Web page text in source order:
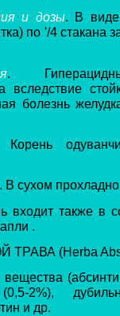
и дозы. В виде
по '/4 стакана
.
вследствие
болезнь
Корень
. В сухом
входит также в
.
(Herba
2%),
и др.